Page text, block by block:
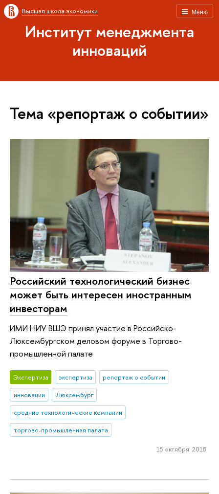
Меню
Высшая школа экономики
Институт менеджмента
инноваций
Тема «репортаж о событии»
Российский технологический бизнес
может быть интересен иностранным
инвесторам
ИМИ НИУ ВШЭ принял участие в Российско-
Люксембургском деловом форуме в Торгово-
промышленной палате
Экспертиза экспертиза
репортаж о событии
инновации
Люксембург
средние технологические компании
торгово-промышленная палата
15 октября 2018